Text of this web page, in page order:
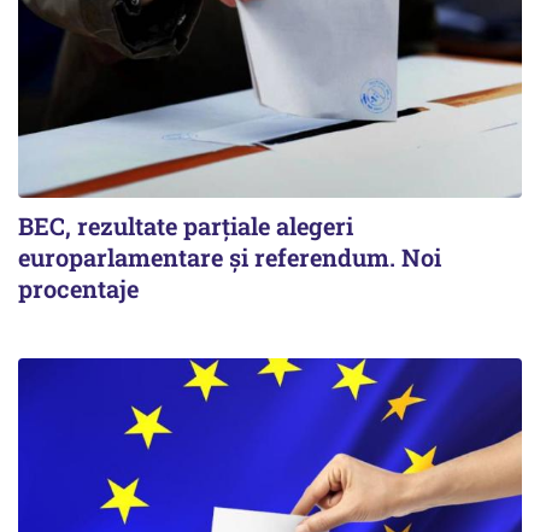
BEC, rezultate parțiale alegeri
europarlamentare și referendum. Noi
procentaje